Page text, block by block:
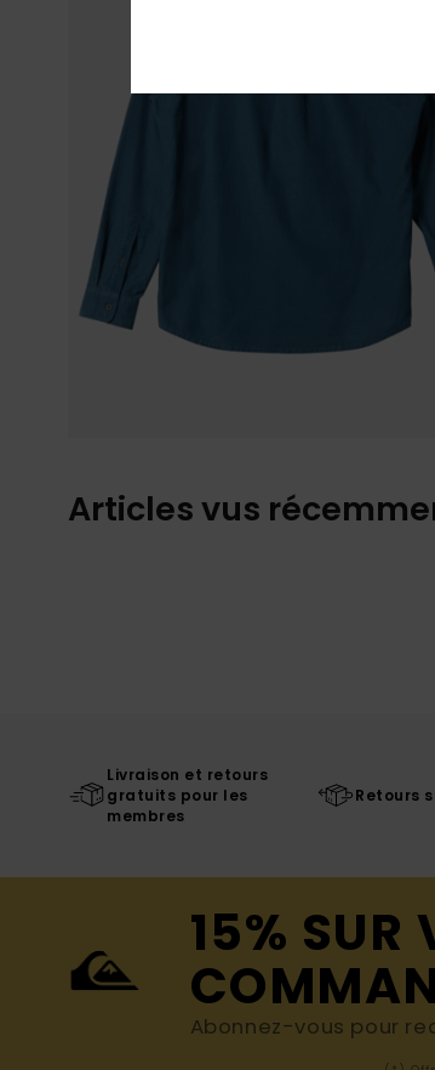
Articles vus
Livraison et retours
gratuits pour les
membres
Retours
15% SUR
Abonnez-vous pour